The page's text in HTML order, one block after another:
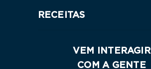
RECEITAS
VEM INTERAGIR
COM A GENTE